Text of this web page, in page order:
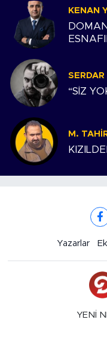
KENAN
“SİZ
M.
Yazarlar
YENİ